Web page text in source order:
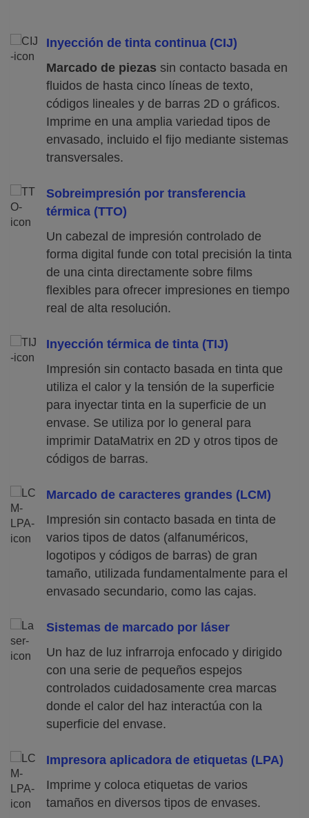
Inyección de tinta continua (CIJ)
Marcado de piezas sin contacto basada en
fluidos de hasta cinco líneas de texto,
códigos lineales y de barras 2D o gráficos.
Imprime en una amplia variedad tipos de
envasado, incluido el fijo mediante sistemas
transversales.
Sobreimpresión por transferencia
térmica (TTO)
Un cabezal de impresión controlado de
forma digital funde con total precisión la tinta
de una cinta directamente sobre films
flexibles para ofrecer impresiones en tiempo
real de alta resolución.
Inyección térmica de tinta (TIJ)
Impresión sin contacto basada en tinta que
utiliza el calor y la tensión de la superficie
para inyectar tinta en la superficie de un
envase. Se utiliza por lo general para
imprimir DataMatrix en 2D y otros tipos de
códigos de barras.
Marcado de caracteres grandes (LCM)
Impresión sin contacto basada en tinta de
varios tipos de datos (alfanuméricos,
logotipos y códigos de barras) de gran
tamaño, utilizada fundamentalmente para el
envasado secundario, como las cajas.
Sistemas de marcado por láser
Un haz de luz infrarroja enfocado y dirigido
con una serie de pequeños espejos
controlados cuidadosamente crea marcas
donde el calor del haz interactúa con la
superficie del envase.
Impresora aplicadora de etiquetas (LPA)
Imprime y coloca etiquetas de varios
tamaños en diversos tipos de envases.